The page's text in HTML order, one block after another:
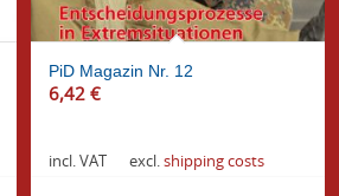
PiD Magazin Nr. 12
6,42€
incl. VAT excl.shipping costs